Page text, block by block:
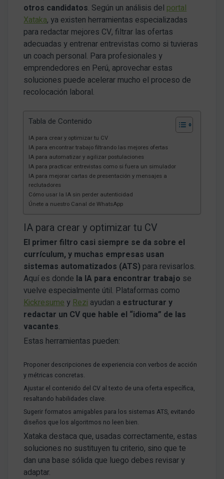
otros candidatos. Según un análisis del portal
Xataka, ya existen herramientas especializadas
para redactar mejores CV, filtrar las ofertas
adecuadas y entrenar entrevistas como si tuvieras
un coach personal. Para profesionales y
emprendedores en Perú, aprovechar estas
soluciones puede acelerar mucho el proceso de
recolocación laboral.
Tabla de Contenido
IA para crear y optimizar tu CV
IA para encontrar trabajo filtrando las mejores ofertas
IA para automatizar y agilizar postulaciones
IA para practicar entrevistas como si fuera un simulador
IA para mejorar cartas de presentación y mensajes a
reclutadores
Cómo usar la IA sin perder autenticidad
Únete a nuestro Canal de WhatsApp
IA para crear y optimizar tu CV
El primer filtro casi siempre se da sobre el
currículum, y muchas empresas usan
sistemas automatizados (ATS) para revisarlos.
Aquí es donde la IA para encontrar trabajo se
vuelve especialmente útil. Plataformas como
Kickresume y Rezi ayudan a estructurar y
redactar un CV que hable el “idioma” de las
vacantes.
Estas herramientas pueden:
Proponer descripciones de experiencia con verbos de acción
y métricas concretas.
Ajustar el contenido del CV al texto de una oferta específica,
resaltando habilidades clave.
Sugerir formatos amigables para los sistemas ATS, evitando
diseños que los algoritmos no leen bien.
Xataka destaca que, usadas correctamente, estas
soluciones no sustituyen tu criterio, sino que te
dan una base sólida que luego debes revisar y
adaptar.